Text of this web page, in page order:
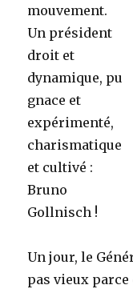
mouvement.
Un président
droit et
dynamique, pu
gnace et
expérimenté,
charismatique
et cultivé :
Bruno
Gollnisch !
Un jour, le
pas vieux parce